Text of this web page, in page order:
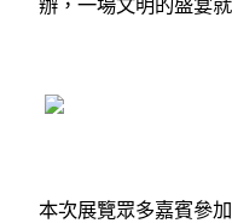
本次展覽眾多嘉賓參